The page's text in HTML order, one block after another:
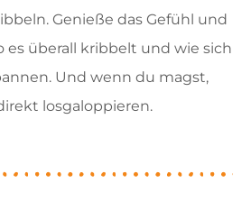
Genieße das Gefühl und
es überall kribbelt und wie sich
Und wenn du magst,
losgaloppieren.